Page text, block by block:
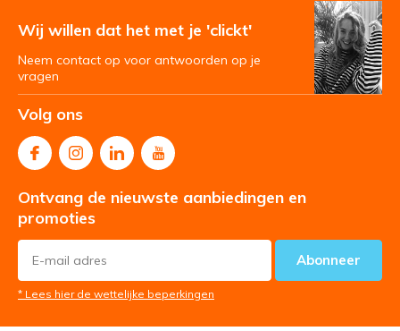
Wij willen dat het met je 'clickt'
Neem contact op voor antwoorden op je
vragen
Volg ons
Ontvang de nieuwste aanbiedingen en
promoties
Abonneer
* Lees hier de wettelijke beperkingen